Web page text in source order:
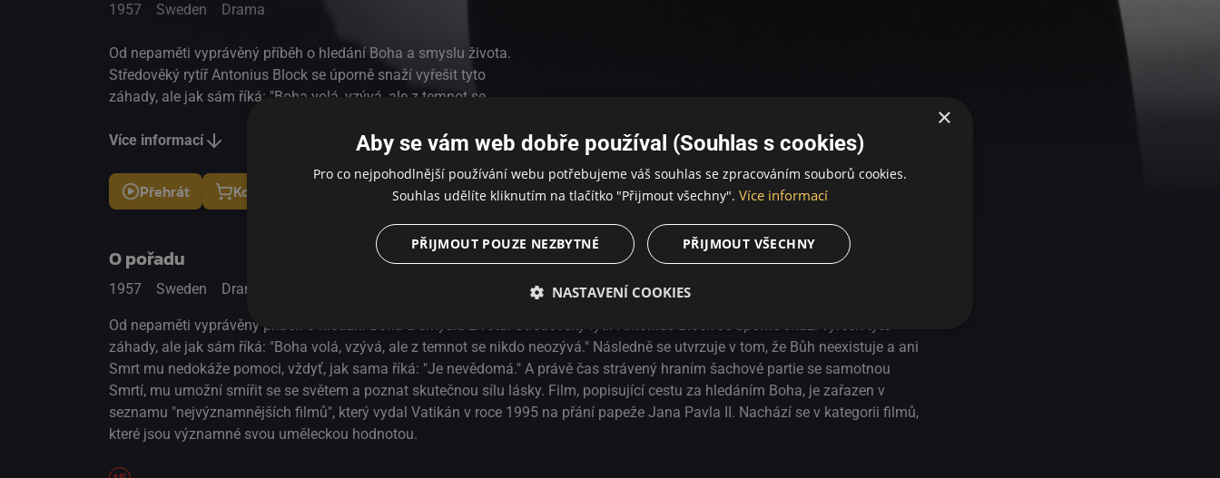
1957
Sweden Drama
Přehrát Koupit
Od nepaměti vyprávěný příběh o hledání Boha a smyslu života.
Středověký rytíř Antonius Block se úporně snaží vyřešit tyto
záhady, ale jak sám říká: "Boha volá, vzývá, ale z temnot se
ani Smrt mu nedokáže pomoci, vždyť, jak sama říká: "Je
samotnou Smrtí, mu umožní smířit se se světem a poznat
skutečnou sílu lásky. Film, popisující cestu za hledáním Boha, je
zařazen v seznamu "nejvýznamnějších filmů", který vydal
Vatikán v roce 1995 na přání papeže Jana Pavla II. Nachází se
v kategorii filmů, které jsou významné svou uměleckou
hodnotou.
Více informací
O pořadu
1957 Sweden Drama
Od nepaměti vyprávěný příběh o hledání Boha a smyslu života. Středověký rytíř Antonius Block se úporně snaží vyřešit tyto
záhady, ale jak sám říká: "Boha volá, vzývá, ale z temnot se nikdo neozývá." Následně se utvrzuje v tom, že Bůh neexistuje a ani
Smrt mu nedokáže pomoci, vždyť, jak sama říká: "Je nevědomá." A právě čas strávený hraním šachové partie se samotnou
Smrtí, mu umožní smířit se se světem a poznat skutečnou sílu lásky. Film, popisující cestu za hledáním Boha, je zařazen v
seznamu "nejvýznamnějších filmů", který vydal Vatikán v roce 1995 na přání papeže Jana Pavla II. Nachází se v kategorii filmů,
které jsou významné svou uměleckou hodnotou.
×
Aby se vám web dobře používal (Souhlas s cookies)
Pro co nejpohodlnější používání webu potřebujeme váš souhlas se zpracováním souborů cookies.
Souhlas udělíte kliknutím na tlačítko "Přijmout všechny". Více informací
PŘIJMOUT VŠECHNY
PŘIJMOUT POUZE NEZBYTNÉ
NASTAVENÍ COOKIES